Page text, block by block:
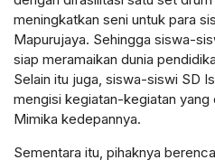
meningkatkan seni untuk para
Mapurujaya. Sehingga siswa-
siap meramaikan dunia
Selain itu juga, siswa-siswi SD
mengisi kegiatan-kegiatan yang
Mimika kedepannya.
Sementara itu, pihaknya